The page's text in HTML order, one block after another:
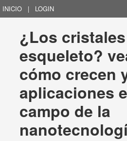
INICIO | LOGIN
¿Los
esqueleto?
cómo crecen
aplicaciones
campo de la